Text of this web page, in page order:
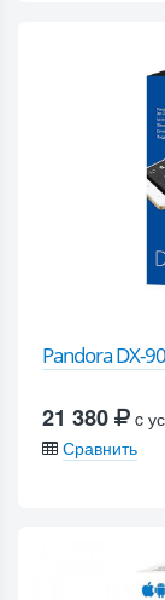
Pandora DX-
21 380
c
Сравнить